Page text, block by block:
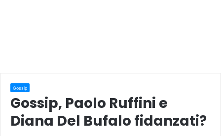
Gossip
Gossip, Paolo Ruffini e
Diana Del Bufalo fidanzati?